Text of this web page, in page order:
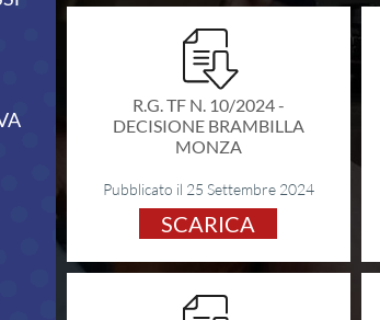
Segno
atleti
Sportiva
di merito
di merito
R.G. TF N. 10/2024 -
DECISIONE BRAMBILLA
MONZA
Pubblicato il 25 Settembre 2024
SCARICA